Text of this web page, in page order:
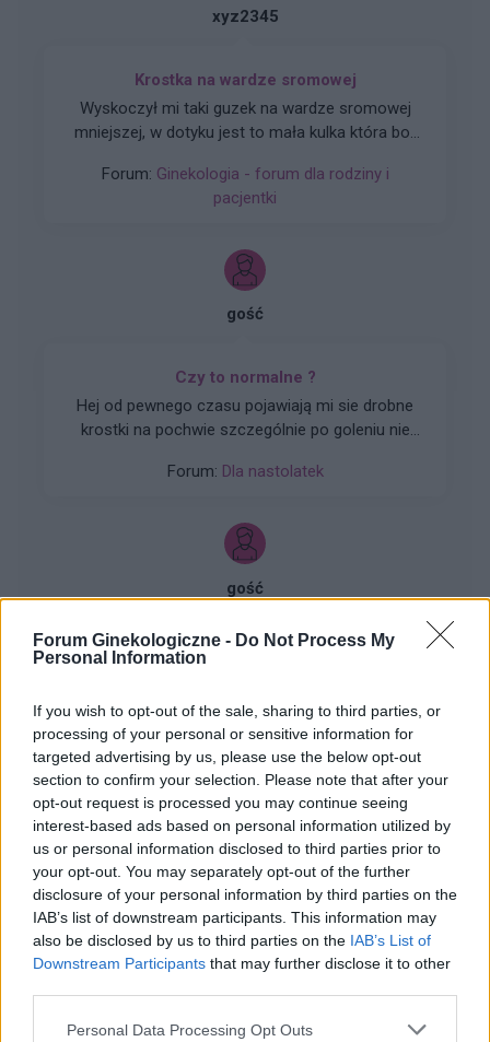
Forum Ginekologiczne - Do Not Process My
Personal Information
If you wish to opt-out of the sale, sharing to third parties, or
processing of your personal or sensitive information for
targeted advertising by us, please use the below opt-out
section to confirm your selection. Please note that after your
opt-out request is processed you may continue seeing
interest-based ads based on personal information utilized by
us or personal information disclosed to third parties prior to
your opt-out. You may separately opt-out of the further
disclosure of your personal information by third parties on the
IAB’s list of downstream participants. This information may
also be disclosed by us to third parties on the IAB’s List of
Downstream Participants that may further disclose it to other
Personal Data Processing Opt Outs
xyz2345
Krostka na wardze sromowej
Wyskoczył mi taki guzek na wardze sromowej
mniejszej, w dotyku jest to mała kulka która boli
wygląda?
Forum: Ginekologia - forum dla rodziny i
pacjentki
gość
Czy to normalne ?
Hej od pewnego czasu pojawiają mi sie drobne
krostki na pochwie szczególnie po goleniu nie
Forum: Dla nastolatek
gość
Dziwne plamienia
maju myślałam że dostałam pierwszej
miesiączki (karmię piersią) ale to nie było
typowe jak na okres. Przypominało to bardziej
takie plamienie i to nie żywą różową Kris ze
śluzem lecz czarnobrązowy śluz który jednego
dnia był a na drugi dzień było czysto. I robi się
mi tak co 2 tyg raz trwa 3 dni a raz 6 jak przy
miesiączce. Czy to normalne ?
Forum:Ginekologia - forum dla rodziny i
pacjentki
gość
Obtarcie blon sluzowych pochwy
Obtarcie blon sluzowych pochwy podczas
seksu.Krew poleciala i jest pieczenie podczas
sikania i napuchniete .Jaka masc albo zel